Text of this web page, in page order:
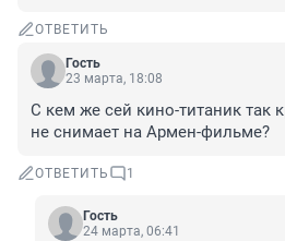
ОТВЕТИТЬ
Гость
23 марта, 18:08
С кем же сей кино-титаник так
не снимает на Армен-фильме?
ОТВЕТИТЬ 1
Гость
24 марта, 06:41